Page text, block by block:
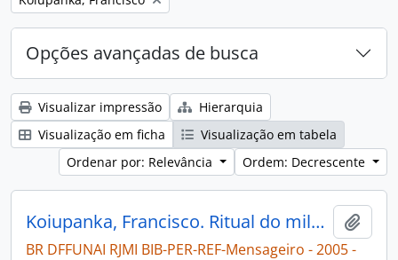
Opções avançadas de busca
Visualizar impressão
Hierarquia
Visualização em ficha
Visualização em tabela
Ordenar por: Relevância
Ordem: Decrescente
Koiupanka, Francisco. Ritual do milho, mandioca e murici [Mensageiro]
BR DFFUNAI RJMI BIB-PER-REF-Mensageiro - 2005 -